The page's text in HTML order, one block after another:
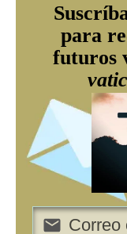
para
futuros